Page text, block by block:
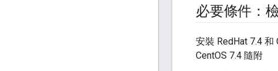
必要條件：
安裝 RedHat 7.4 和
CentOS 7.4 隨附